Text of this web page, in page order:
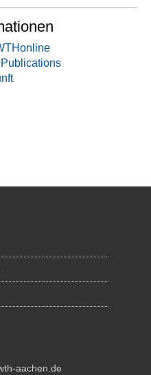
aachen.de